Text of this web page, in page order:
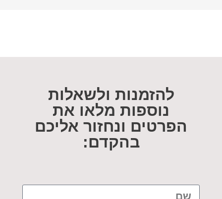
להזמנות ולשאלות
נוספות מלאו את
הפרטים ונחזור אליכם
בהקדם: